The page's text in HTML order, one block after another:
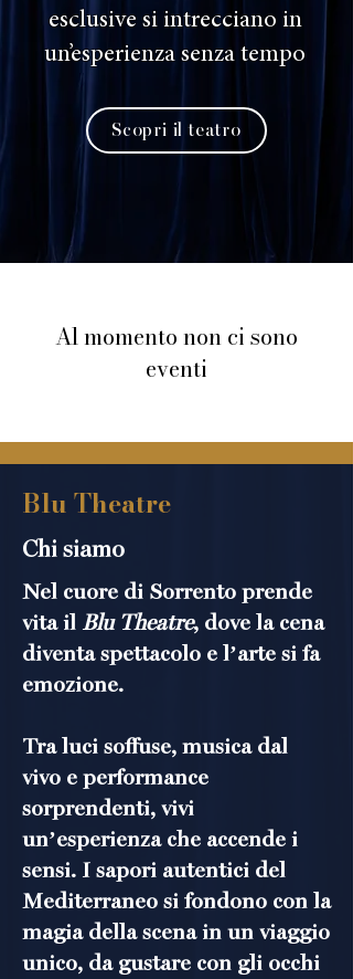
esclusive si intrecciano in
un’esperienza senza tempo
Scopri il teatro
Al momento non ci sono
eventi
Blu Theatre
Chi siamo
Nel cuore di Sorrento prende
vita il Blu Theatre, dove la cena
diventa spettacolo e l’arte si fa
emozione.
Tra luci soffuse, musica dal
vivo e performance
sorprendenti, vivi
un’esperienza che accende i
sensi. I sapori autentici del
Mediterraneo si fondono con la
magia della scena in un viaggio
unico, da gustare con gli occhi